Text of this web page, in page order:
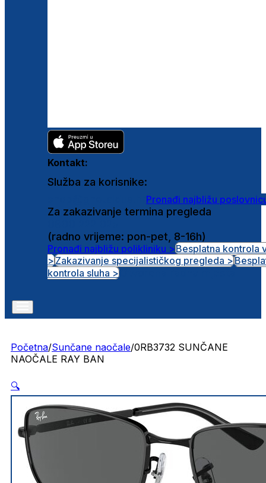
Kontakt:
Služba za korisnike:
Pronađi najbližu
Za zakazivanje termina pregleda
(radno vrijeme: pon-pet, 8-16h)
Pronađi najbližu polikliniku >Besplatna kontrola
>Zakazivanje specijalističkog pregleda >
kontrola sluha >
Početna/Sunčane naočale/0RB3732 SUNČANE
NAOČALE RAY BAN
🔍